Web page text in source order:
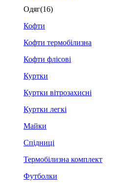
Одяг(16)
Кофти
Кофти термобілизна
Кофти флісові
Куртки
Куртки вітрозахисні
Куртки легкі
Майки
Спідниці
Термобілизна комплект
Футболки